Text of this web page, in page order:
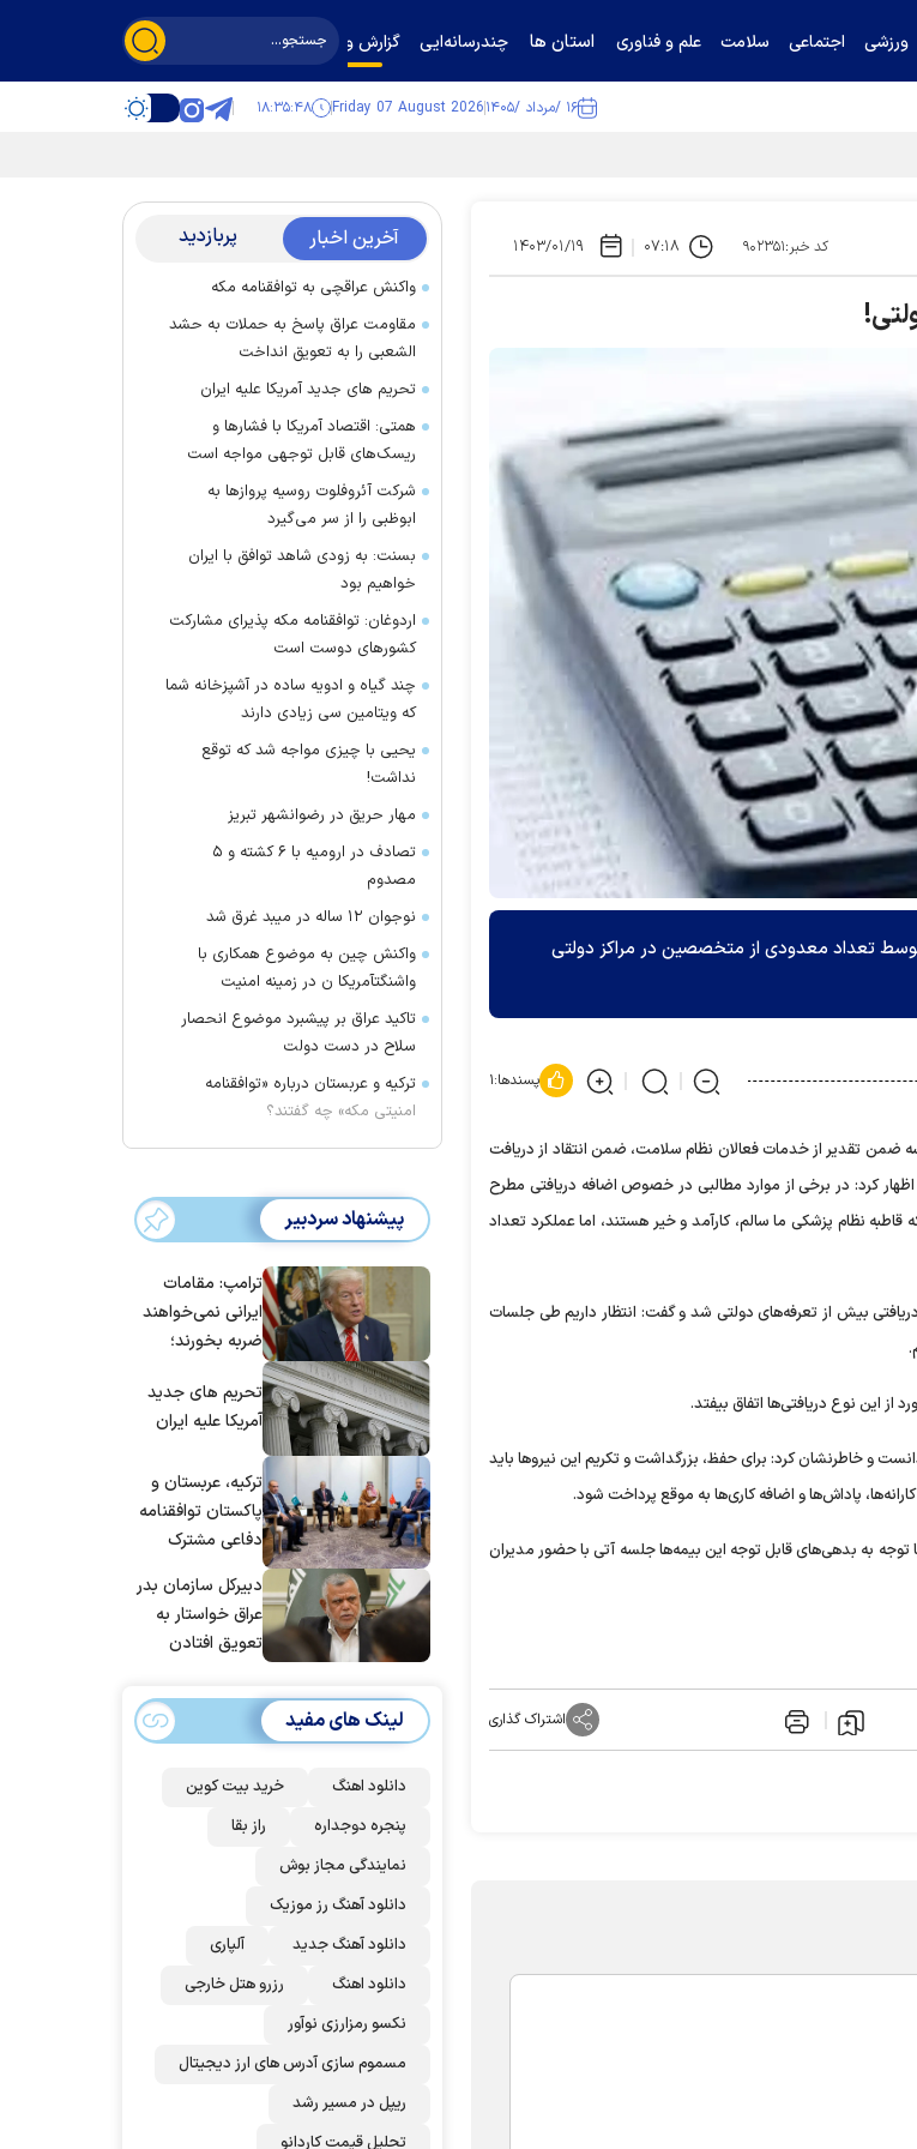
ورزشی اجتماعی سلامت علم و فناوری استان ها چندرسانه‌ایی گزارش و گفت‌وگو
۱۶ /مرداد /۱۴۰۵ Friday 07 August 2026 ۱۸:۳۵:۴۸
کد خبر:۹۰۲۳۵۱ ۰۷:۱۸ ۱۴۰۳/۰۱/۱۹
توسط تعداد معدودی از متخصصین در مراکز دولتی
پسندها:۱
ضمن تقدیر از خدمات فعالان نظام سلامت، ضمن انتقاد از دریافت
کرد: در برخی از موارد مطالبی در خصوص اضافه دریافتی مطرح
نظام پزشکی ما سالم، کارآمد و خیر هستند، اما عملکرد تعداد
بیش از تعرفه‌های دولتی شد و گفت: انتظار داریم طی جلسات
این نوع دریافتی‌ها اتفاق بیفتد.
و خاطرنشان کرد: برای حفظ، بزرگداشت و تکریم این نیرو‌ها باید
پاداش‌ها و اضافه کاری‌ها به موقع پرداخت شود.
توجه به بدهی‌های قابل توجه این بیمه‌ها جلسه آتی با حضور مدیران
اشتراک گذاری
آخرین اخبار پربازدید
واکنش عراقچی به توافقنامه مکه
مقاومت عراق پاسخ به حملات به حشد
الشعبی را به تعویق انداخت
تحریم های جدید آمریکا علیه ایران
همتی: اقتصاد آمریکا با فشارها و
ریسک‌های قابل توجهی مواجه است
شرکت آئروفلوت روسیه پرواز‌ها به
ابوظبی را از سر می‌گیرد
بسنت: به زودی شاهد توافق با ایران
خواهیم بود
اردوغان: توافقنامه مکه پذیرای مشارکت
کشور‌های دوست است
چند گیاه و ادویه ساده در آشپزخانه شما
که ویتامین سی زیادی دارند
یحیی با چیزی مواجه شد که توقع
نداشت!
مهار حریق در رضوانشهر تبریز
تصادف در ارومیه با ۶ کشته و ۵
مصدوم
نوجوان ۱۲ ساله در میبد غرق شد
واکنش چین به موضوع همکاری با
واشنگتآمریکا ن در زمینه امنیت
تاکید عراق بر پیشبرد موضوع انحصار
سلاح در دست دولت
ترکیه و عربستان درباره «توافقنامه
امنیتی مکه» چه گفتند؟
پیشنهاد سردبیر
ترامپ: مقامات
ایرانی نمی‌خواهند
ضربه بخورند؛
توافق برسند
تحریم های جدید
آمریکا علیه ایران
ترکیه، عربستان و
پاکستان توافقنامه
دفاعی مشترک
دبیرکل سازمان بدر
عراق خواستار به
تعویق افتادن
عربستان و آمریکا
شد
لینک های مفید
دانلود اهنگ
خرید بیت کوین
پنجره دوجداره
راز بقا
نمایندگی مجاز بوش
دانلود آهنگ رز‌ موزیک
دانلود آهنگ جدید
آلپاری
دانلود اهنگ
رزرو هتل خارجی
نکسو رمزارزی نوآور
مسموم سازی آدرس های ارز دیجیتال
ریپل در مسیر رشد
تحلیل قیمت کاردانو